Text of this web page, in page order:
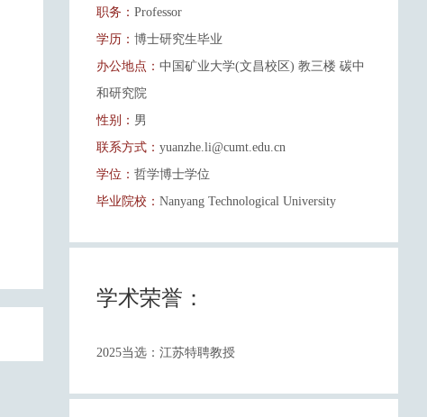
职务： Professor
学历： 博士研究生毕业
办公地点： 中国矿业大学(文昌校区) 教三楼 碳中
和研究院
性别： 男
联系方式： yuanzhe.li@cumt.edu.cn
学位： 哲学博士学位
毕业院校： Nanyang Technological University
学术荣誉：
2025当选：江苏特聘教授